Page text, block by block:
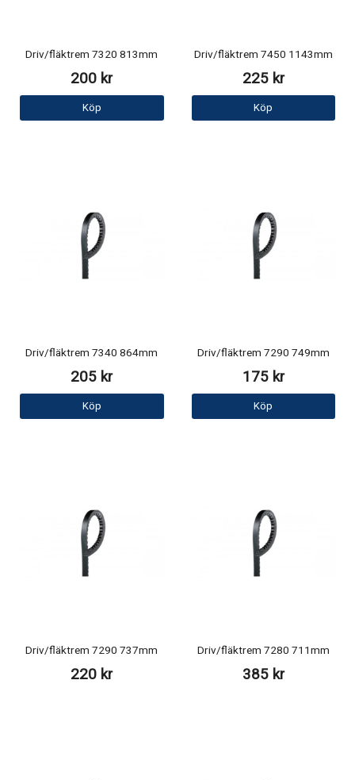
Driv/fläktrem 7320 813mm
200 kr
Köp
Driv/fläktrem 7450 1143mm
225 kr
Köp
Driv/fläktrem 7340 864mm
205 kr
Köp
Driv/fläktrem 7290 749mm
175 kr
Köp
Driv/fläktrem 7290 737mm
220 kr
Driv/fläktrem 7280 711mm
385 kr